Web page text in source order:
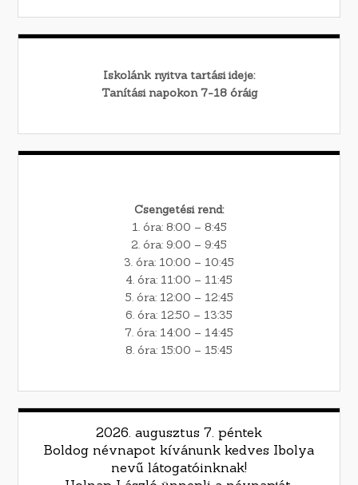
Iskolánk nyitva tartási ideje:
Tanítási napokon 7-18 óráig
Csengetési rend:
1. óra: 8:00 – 8:45
2. óra: 9:00 – 9:45
3. óra: 10:00 – 10:45
4. óra: 11:00 – 11:45
5. óra: 12:00 – 12:45
6. óra: 12:50 – 13:35
7. óra: 14:00 – 14:45
8. óra: 15:00 – 15:45
2026. augusztus 7. péntek
Boldog névnapot kívánunk kedves Ibolya
nevű látogatóinknak!